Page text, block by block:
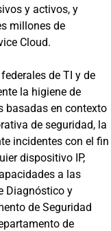
y activos, y
millones de
Cloud.
de TI y de
la higiene de
basadas en contexto
de seguridad, la
incidentes con el fin
dispositivo IP,
a las
Diagnóstico y
de Seguridad
de